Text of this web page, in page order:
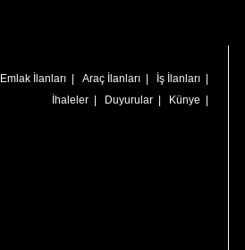
Emlak İlanları | Araç İlanları | İş İlanları |
İhaleler | Duyurular | Künye |